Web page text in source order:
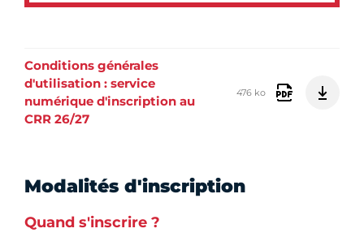
Conditions générales
d'utilisation : service
numérique d'inscription au
CRR 26/27
476 ko
Modalités d'inscription
Quand s'inscrire ?